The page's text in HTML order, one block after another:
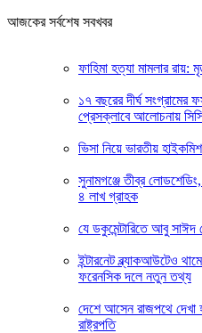
আজকের সর্বশেষ সবখবর
ফাহিমা হত্যা মামলার
১৭ বছরের দীর্ঘ
প্রেসক্লাবে আলোচনায়
ভিসা নিয়ে ভারতীয়
সুনামগঞ্জে তীব্র লোডশেডিং,
৪ লাখ গ্রাহক
যে ডকুমেন্টারিতে আবু সাঈদ
ইন্টারনেট ব্ল্যাকআউটেও
ফরেনসিক দলে নতুন তথ্য
দেশে আসেন রাজপথে দেখা
রাষ্ট্রপতি